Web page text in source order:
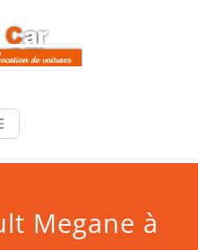
Megane à